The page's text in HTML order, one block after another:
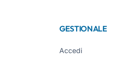
GESTIONALE
Accedi